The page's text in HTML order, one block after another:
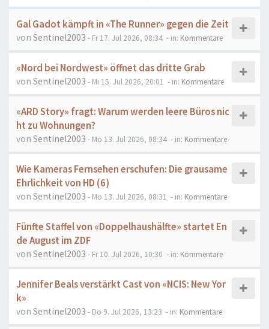
Gal Gadot kämpft in «The Runner» gegen die Zeit
von Sentinel2003 - Fr 17. Jul 2026, 08:34 - in: Kommentare
«Nord bei Nordwest» öffnet das dritte Grab
von Sentinel2003 - Mi 15. Jul 2026, 20:01 - in: Kommentare
«ARD Story» fragt: Warum werden leere Büros nic
ht zu Wohnungen?
von Sentinel2003 - Mo 13. Jul 2026, 08:34 - in: Kommentare
Wie Kameras Fernsehen erschufen: Die grausame
Ehrlichkeit von HD (6)
von Sentinel2003 - Mo 13. Jul 2026, 08:31 - in: Kommentare
Fünfte Staffel von «Doppelhaushälfte» startet En
de August im ZDF
von Sentinel2003 - Fr 10. Jul 2026, 10:30 - in: Kommentare
Jennifer Beals verstärkt Cast von «NCIS: New Yor
k»
von Sentinel2003 - Do 9. Jul 2026, 13:23 - in: Kommentare